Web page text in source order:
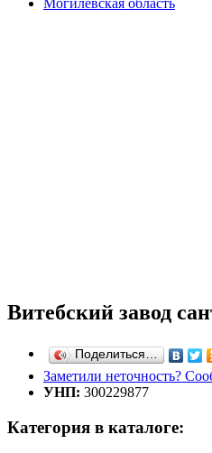
Могилевская область
Витебский завод
Поделиться…
Заметили неточность?
УНП: 300229877
Категория в каталоге: